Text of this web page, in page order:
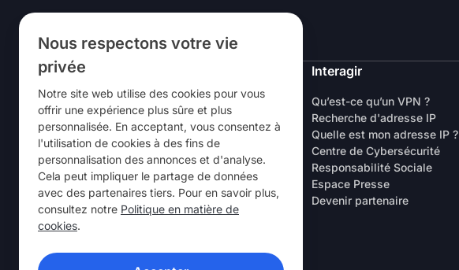
Nous respectons votre vie
privée
Notre site web utilise des cookies pour vous
offrir une expérience plus sûre et plus
personnalisée. En acceptant, vous consentez à
l'utilisation de cookies à des fins de
personnalisation des annonces et d'analyse.
Cela peut impliquer le partage de données
avec des partenaires tiers. Pour en savoir plus,
consultez notre Politique en matière de
cookies.
NordVPN
À Propos
Carrières
Essai gratuit VPN
Routeurs VPN
Commentaires client
Réduction spéciale étudiants et
employés
Points de vente
Laboratoire de Recherche
Interagir
Qu’est-ce qu’un VPN ?
Recherche d'adresse IP
Quelle est mon adresse IP ?
Centre de Cybersécurité
Responsabilité Sociale
Espace Presse
Devenir partenaire